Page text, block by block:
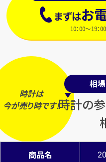
まずはお
10：00～19
相
時計の
時計は
今が売り時です！
商品名